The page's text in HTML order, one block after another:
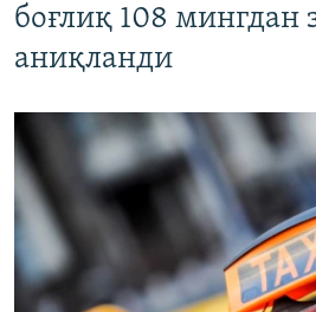
боғлиқ 108 мингдан
аниқланди